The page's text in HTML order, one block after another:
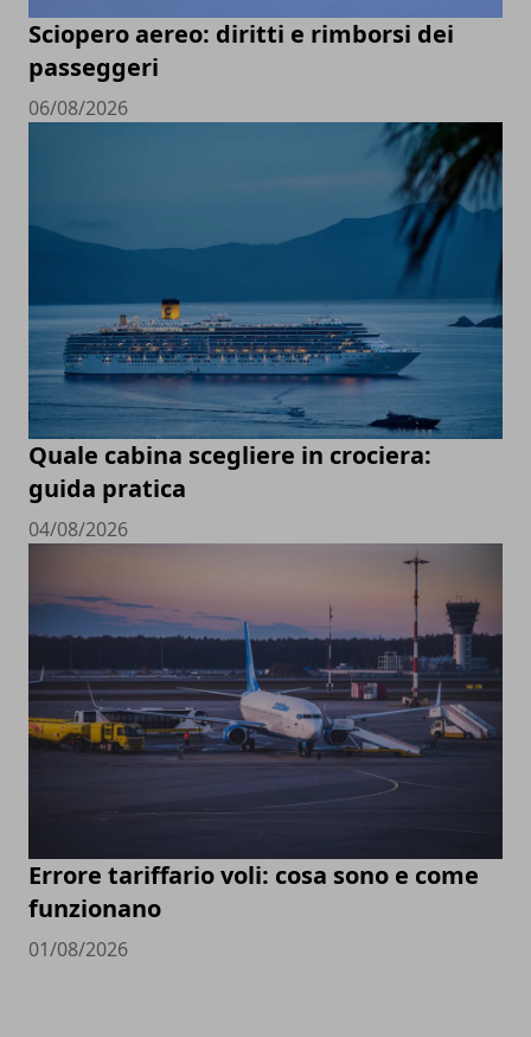
Sciopero aereo: diritti e rimborsi dei
passeggeri
06/08/2026
Quale cabina scegliere in crociera:
guida pratica
04/08/2026
Errore tariffario voli: cosa sono e come
funzionano
01/08/2026